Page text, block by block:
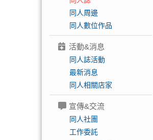
同人周邊
同人數位作品
活動&消息
同人誌活動
最新消息
同人相關店家
宣傳&交流
同人社團
工作委託